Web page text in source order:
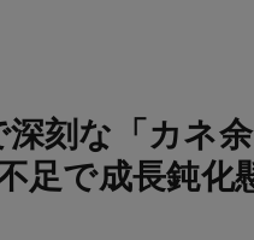
深刻な「カネ
足で成長鈍化